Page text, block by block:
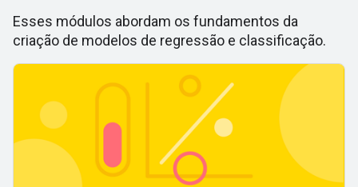
Esses módulos abordam os fundamentos da
criação de modelos de regressão e classificação.